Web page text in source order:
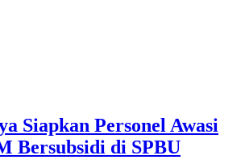
Siapkan Personel Awasi
Bersubsidi di SPBU